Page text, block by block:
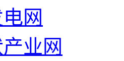
网
业网